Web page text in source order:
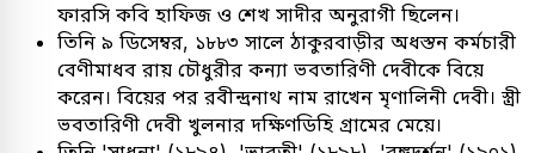
ফারসি কবি হাফিজ ও শেখ সাদীর অনুরাগী ছিলেন।
তিনি ৯ ডিসেম্বর, ১৮৮৩ সালে ঠাকুরবাড়ীর অধস্তন কর্মচারী
বেণীমাধব রায় চৌধুরীর কন্যা ভবতারিণী দেবীকে বিয়ে
করেন। বিয়ের পর রবীন্দ্রনাথ নাম রাখেন মৃণালিনী দেবী। স্ত্রী
ভবতারিণী দেবী খুলনার দক্ষিণডিহি গ্রামের মেয়ে।